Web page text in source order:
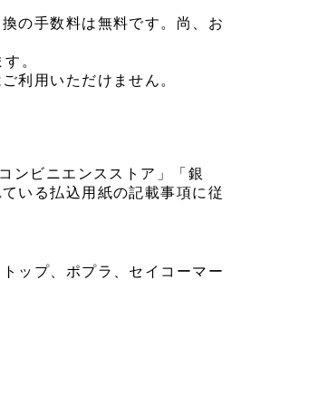
の手数料は無料です。尚、お
。
利用いただけません。
ンビニエンスストア」「銀
いる払込用紙の記載事項に従
ップ、ポプラ、セイコーマー